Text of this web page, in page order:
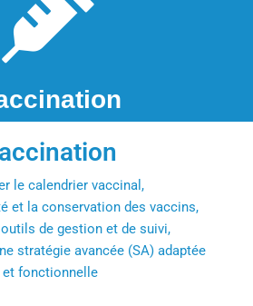
le calendrier vaccinal,
et la conservation des vaccins,
de gestion et de suivi,
stratégie avancée (SA) adaptée
et fonctionnelle